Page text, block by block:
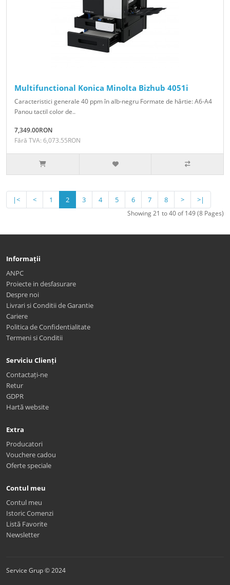
Multifunctional Konica Minolta Bizhub 4051i
Caracteristici generale 40 ppm în alb-negru Formate de hârtie: A6-A4
Panou tactil color de..
7,349.00RON
Fără TVA: 6,073.55RON
|< < 1 2 3 4 5 6 7 8 > >|
Showing 21 to 40 of 149 (8 Pages)
Informații
ANPC
Proiecte in desfasurare
Despre noi
Livrari si Conditii de Garantie
Cariere
Politica de Confidentialitate
Termeni si Conditii
Serviciu Clienți
Contactați-ne
Retur
GDPR
Hartă website
Extra
Producatori
Vouchere cadou
Oferte speciale
Contul meu
Contul meu
Istoric Comenzi
Listă Favorite
Newsletter
Service Grup © 2024